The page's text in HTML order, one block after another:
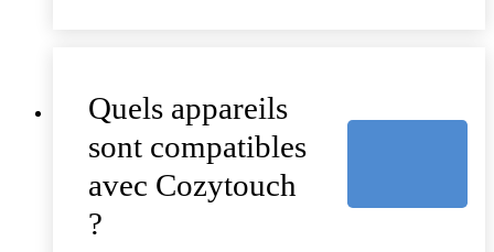
Quels appareils
sont compatibles
avec Cozytouch
?